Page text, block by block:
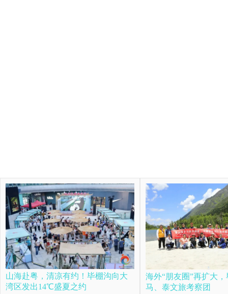
山海赴粤，清凉有约！毕棚沟向大
湾区发出14℃盛夏之约
海外“朋友圈”再扩大
马、泰文旅考察团